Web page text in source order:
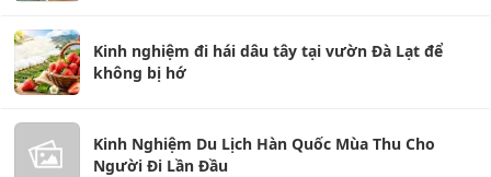
Kinh nghiệm đi hái dâu tây tại vườn Đà Lạt để
không bị hớ
Kinh Nghiệm Du Lịch Hàn Quốc Mùa Thu Cho
Người Đi Lần Đầu